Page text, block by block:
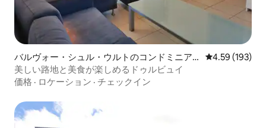
バルヴォー・シュル・ウルトのコンドミニア
ム
レビュー193
4.59 (193)
美しい路地と美食が楽しめるドゥルビュイ
価格 · ロケーション · チェックイン